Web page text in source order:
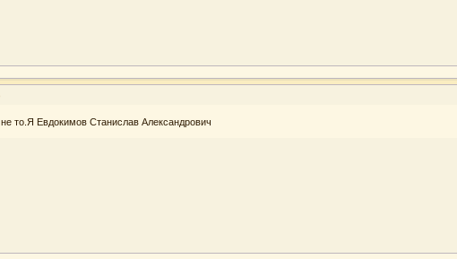
то.Я Евдокимов Станислав Александрович